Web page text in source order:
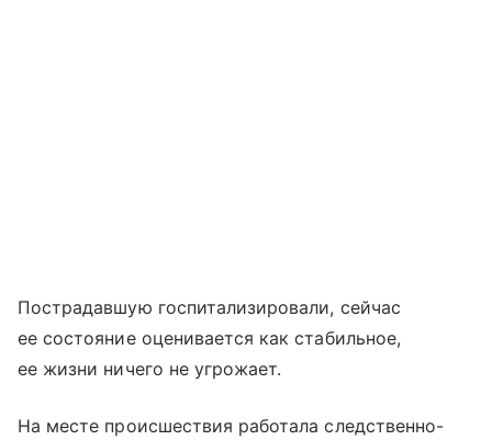
Пострадавшую госпитализировали, сейчас
ее состояние оценивается как стабильное,
ее жизни ничего не угрожает.
На месте происшествия работала следственно-